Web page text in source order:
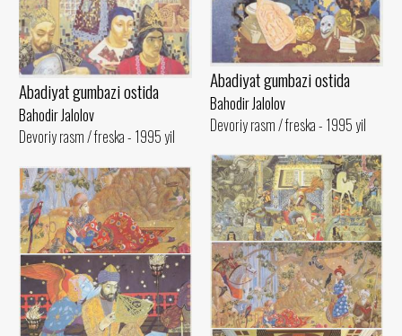
Abadiyat gumbazi ostida
Bahodir Jalolov
Devoriy rasm / freska - 1995 yil
Abadiyat gumbazi ostida
Bahodir Jalolov
Devoriy rasm / freska - 1995 yil
Abadiyat gumbazi ostida
Bahodir Jalolov
Umar Hayyomning tushlari
Bahodir Jalolov